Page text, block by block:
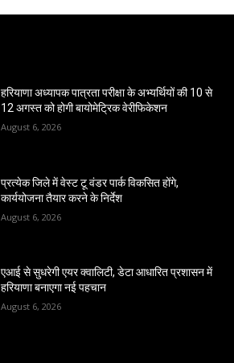
हरियाणा अध्यापक पात्रता परीक्षा के अभ्यर्थियों की 10 से
12 अगस्त को होगी बायोमेट्रिक वेरीफिकेशन
August 6, 2026
प्रत्येक जिले में वेस्ट टू वंडर पार्क विकसित होंगे,
कार्ययोजना तैयार करने के निर्देश
August 6, 2026
एआई से सुधरेगी एयर क्वालिटी, डेटा आधारित प्रशासन में
हरियाणा बनाएगा नई पहचान
August 6, 2026